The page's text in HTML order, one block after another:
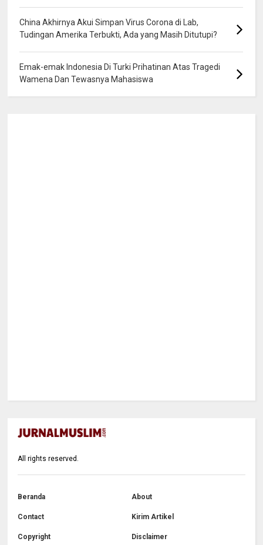
China Akhirnya Akui Simpan Virus Corona di Lab,
Tudingan Amerika Terbukti, Ada yang Masih Ditutupi?
Emak-emak Indonesia Di Turki Prihatinan Atas Tragedi
Wamena Dan Tewasnya Mahasiswa
All rights reserved.
Beranda About
Contact Kirim Artikel
Copyright Disclaimer